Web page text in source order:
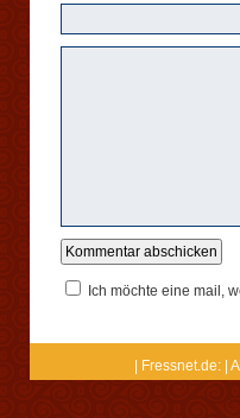
Ich möchte eine mail,
| Fressnet.de: |